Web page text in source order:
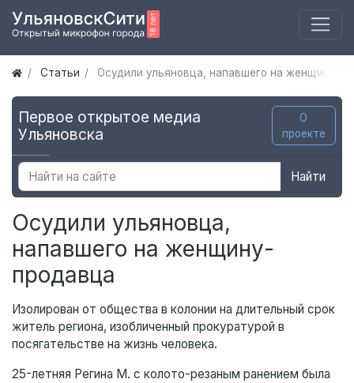
Статьи Осудили ульяновца, напавшего на женщину-
Первое открытое медиа
Ульяновска
О
проекте
Найти
Осудили ульяновца,
напавшего на женщину-
продавца
Изолирован от общества в колонии на длительный срок
житель региона, изобличенный прокуратурой в
посягательстве на жизнь человека.
25-летняя Регина М. с колото-резаным ранением была